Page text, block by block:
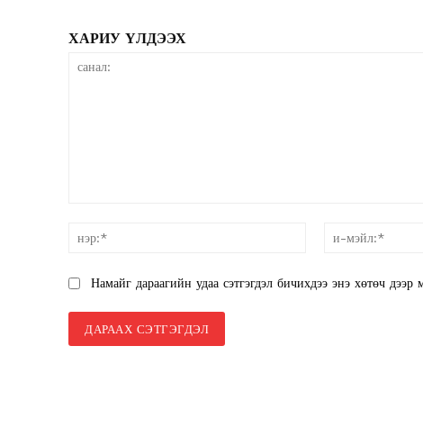
ХАРИУ ҮЛДЭЭХ
Намайг дараагийн удаа сэтгэгдэл бичихдээ энэ хөтөч